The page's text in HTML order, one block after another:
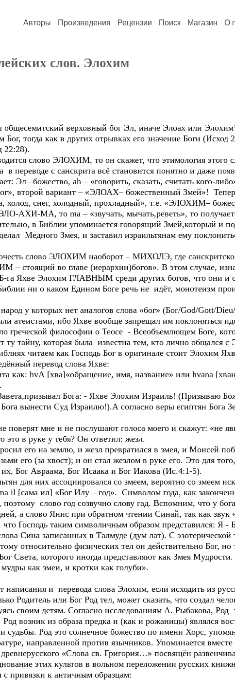
Авторы Произведения Рецензии Поиск Магазин О
слов. Элохим
общесемитский верховный бог Эл, иначе Элоах или
тогда как в других отрывках его значение Боги (Исход
22:28).
слово ЭЛОХИМ, то он скажет, что этимология
переводе с санскрита всё становится понятно и даже
Эл –божество, ah – «говорить, сказать, считать кого-
второй вариант – «ЭЛОАХ– божественный Змей»!
снег, холодный, прохладный», т.е. «ЭЛОХИМ–
ЭЛО-АХИ-МА, то ma – «звучать, мычать,реветь», то
в Библии упоминается говорящий Змей,который и
Медного Змея, и заставил израильтянам ему
слово ЭЛОХИМ наоборот – МИХОЛЭ, где
– стоящий во главе (иерархии)богов». В этом случае,
Б-га Яхве Элохим ГЛАВНЫМ среди других богов, что они и
ни о каком Едином Боге речь не идёт, монотеизм
у которых нет аналогов слова «бог» (Бог/God/Gott/
атеистами, ибо Яхве вообще запрещал им поклоняться
греческой философии о Теосе - Всеобъемлющем Боге,
ту тайну, которая была известна тем, кто лично общался с
читаем как Господь Бог в оригинале стоит Элохим
перевод слова Яхве:
как: hvА [хва]«обращение, имя, название» или hvana
Бога: - Яхве Элохим Израиль! (Призываю
вынести Суд Израилю!).А согласно веры египтян Бога
поверят мне и не послушают голоса моего и скажут: «не
это в руке у тебя? Он ответил: жезл.
его на землю, и жезл превратился в змея, и Моисей
его (за хвост); и он стал жезлом в руке его. Это для
их, Бог Авраама, Бог Исаака и Бог Иакова (Ис.4:1-5).
для них ассоциировался со змеем, вероятно со змеем
il [сама ил] «Бог Илу – год». Символом года, как
слово год созвучно слову гад. Вспомним, что у
а слово Янис при обратном чтении Синай, так как звук
Господь таким символичным образом представился: Я -
Сина записанных в Талмуде (дум лат). С
относительно физических тел он действительно Бог,
Света, которого иногда представляют как Змея
как змеи, и кротки как голуби».
и перевода слова Элохим, если исходить из
Родитель или Бог Род тел, может сказать, что создал
своим детям. Согласно исследованиям А. Рыбакова, Род
возник из образа предка и (как и рожаницы) являлся
судьбы. Род это солнечное божество по имени Хорс,
направленной против язычников. Упоминается
«Слова св. Григория…» посвящён
этих культов в вольном переложении русских
с привязки к античным образцам: